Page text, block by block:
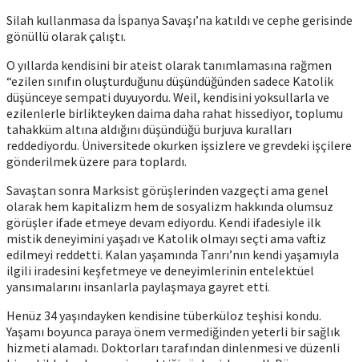
Silah kullanmasa da İspanya Savaşı’na katıldı ve cephe gerisinde
gönüllü olarak çalıştı.
O yıllarda kendisini bir ateist olarak tanımlamasına rağmen
“ezilen sınıfın oluşturduğunu düşündüğünden sadece Katolik
düşünceye sempati duyuyordu. Weil, kendisini yoksullarla ve
ezilenlerle birlikteyken daima daha rahat hissediyor, toplumu
tahakküm altına aldığını düşündüğü burjuva kuralları
reddediyordu. Üniversitede okurken işsizlere ve grevdeki işçilere
gönderilmek üzere para toplardı.
Savaştan sonra Marksist görüşlerinden vazgeçti ama genel
olarak hem kapitalizm hem de sosyalizm hakkında olumsuz
görüşler ifade etmeye devam ediyordu. Kendi ifadesiyle ilk
mistik deneyimini yaşadı ve Katolik olmayı seçti ama vaftiz
edilmeyi reddetti. Kalan yaşamında Tanrı’nın kendi yaşamıyla
ilgili iradesini keşfetmeye ve deneyimlerinin entelektüel
yansımalarını insanlarla paylaşmaya gayret etti.
Henüz 34 yaşındayken kendisine tüberküloz teşhisi kondu.
Yaşamı boyunca paraya önem vermediğinden yeterli bir sağlık
hizmeti alamadı. Doktorları tarafından dinlenmesi ve düzenli